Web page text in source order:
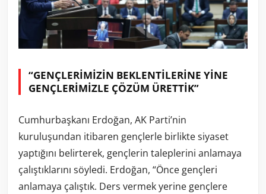
“GENÇLERİMİZİN BEKLENTİLERİNE YİNE
GENÇLERİMİZLE ÇÖZÜM ÜRETTİK”
Cumhurbaşkanı Erdoğan, AK Parti’nin
kuruluşundan itibaren gençlerle birlikte siyaset
yaptığını belirterek, gençlerin taleplerini anlamaya
çalıştıklarını söyledi. Erdoğan, “Önce gençleri
anlamaya çalıştık. Ders vermek yerine gençlere